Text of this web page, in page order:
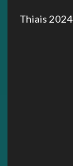
Thiais 2024